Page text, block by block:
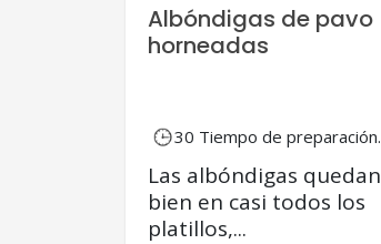
Albóndigas de pavo
horneadas
30 Tiempo de preparación.
Las albóndigas quedan
bien en casi todos los
platillos,...